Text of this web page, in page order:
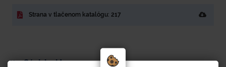
Strana v tlačenom katalógu: 217
Súvisiaci tovar